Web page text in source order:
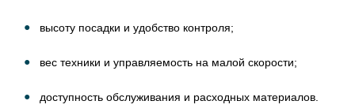
высоту посадки и удобство контроля;
вес техники и управляемость на малой скорости;
доступность обслуживания и расходных материалов.